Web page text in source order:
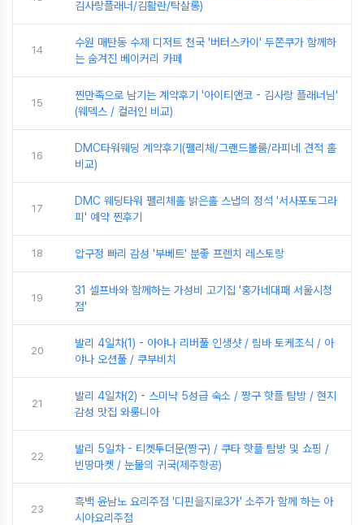
김사랑플래너/김활란/탁살롱)
14
수원 매탄동 수제 디저트 천국 '버터스카이' 두쫀쿠가 함께하
는 숨겨진 베이커리 카페
15
찐만족으로 남기는 계약후기 '아이티앤코 - 김사랑 플래너님'
(웨덱스 / 컬러인 비교)
16
DMC타워웨딩 계약후기(펠리체/그랜드볼룸/라피네 견적 홀
비교)
17
DMC 웨딩타워 펠리체홀 밝은홀 스냅의 정석 '서사포토그라
피' 예약 찐후기
18 압구정 빠리 감성 '부베트' 분좋 프렌치 레스토랑
19
31 셀프바와 함께하는 가성비 고기집 '홍가네대패 서울시청
점'
20
발리 4일차(1) - 아야나 리버풀 인생샷 / 림바 토케조식 / 아
야나 오션풀 / 쿠부비치
21
발리 4일차(2) - 스미냑 5성급 숙소 / 짱구 핫플 탐방 / 현지
감성 맛집 와룽니아
22
발리 5일차 - 티켓투더문(짱구) / 쿠타 핫플 탐방 및 쇼핑 /
빈땅마켓 / 눈물의 귀국(제주항공)
23
흑백 윤남노 요리주점 '디핀을지로3가' 소주가 함께 하는 아
시아요리주점